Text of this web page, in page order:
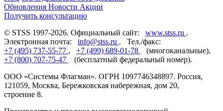
Обновления Новости Акции
Получить консультацию
© STSS 1997-2026. Официальный сайт: www.stss.ru .
Электронная почта: info@stss.ru . Тел./факс:
+7 (495) 737-55-77 , +7 (499) 689-01-78
(многоканальные),
+7 (800) 707-75-47
(бесплатный федеральный номер).
ООО «Системы Флагман». ОГРН 1097746348897. Россия,
121059, Москва, Бережковская набережная, дом 20,
строение 8.